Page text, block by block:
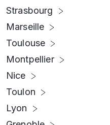
Strasbourg
Marseille
Toulouse
Montpellier
Nice
Toulon
Lyon